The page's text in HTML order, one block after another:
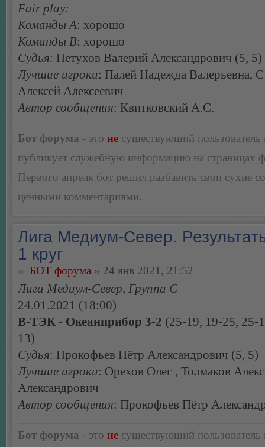
Fair play:
Команды А: хорошо
Команды В: хорошо
Судья: Петухов Валерий Александрович (5, 5)
Лучшие игроки: Палей Надежда Валерьевна,
Алексей Алексеевич
Автор сообщения: Квитковский А.С.
Бот форума - это не существующий пользователь
публикует служебную информацию на страницах
Первого апреля бот решил разбавить свои сухие
ценными комментариями.
Лига Медиум-Север.
1 круг
БОТ форума » 24 янв 2021, 21:52
Лига Медиум-Север, Группа С
24.01.2021 (18:00)
В-ТЭК - Океанприбор 3-2 (25-19, 19-25, 25-
13)
Судья: Прокофьев Пётр Александрович (5, 5)
Лучшие игроки: Орехов Олег , Толмаков
Александрович
Автор сообщения: Прокофьев Пётр
Бот форума - это не существующий пользователь